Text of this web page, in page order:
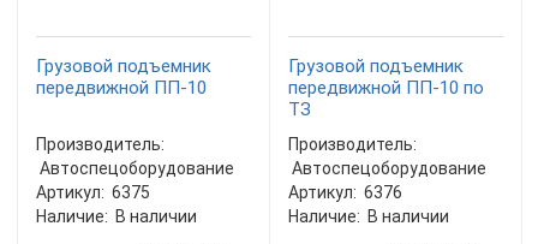
Грузовой подъемник
передвижной ПП-10
Производитель:
Автоспецоборудование
Артикул: 6375
Наличие: В наличии
Грузовой подъемник
передвижной ПП-10 по
ТЗ
Производитель:
Автоспецоборудование
Артикул: 6376
Наличие: В наличии